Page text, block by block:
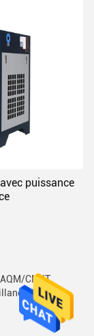
puissance
CMIIT
de